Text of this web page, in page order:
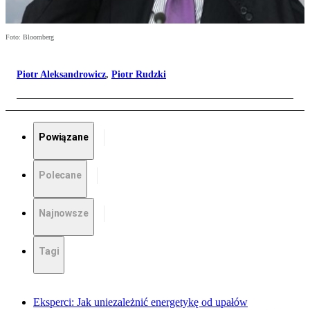
Foto: Bloomberg
Piotr Aleksandrowicz, Piotr Rudzki
Powiązane
Polecane
Najnowsze
Tagi
Eksperci: Jak uniezależnić energetykę od upałów